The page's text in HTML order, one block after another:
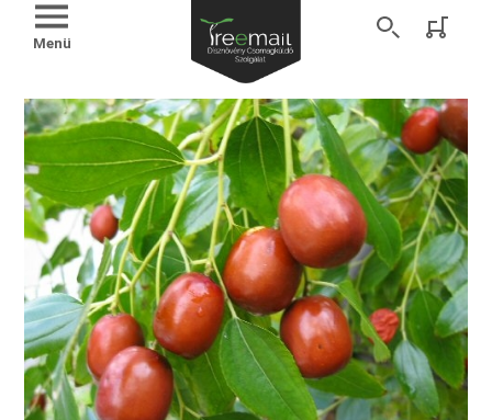
Menü